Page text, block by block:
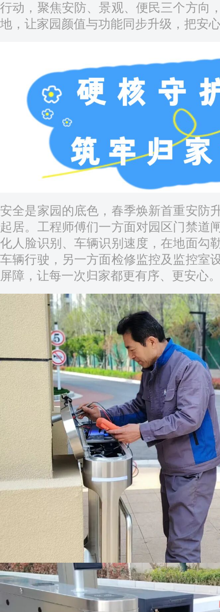
行动，聚焦安防、景观、便民三个方向
地，让家园颜值与功能同步升级，把安
安全是家园的底色，春季焕新首重安防
起居。工程师傅们一方面对园区门禁道
化人脸识别、车辆识别速度，在地面勾
车辆行驶，另一方面检修监控及监控室
屏障，让每一次归家都更有序、更安心